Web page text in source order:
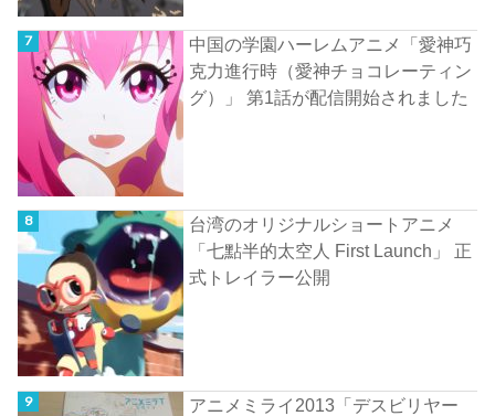
中国の学園ハーレムアニメ「愛神巧
克力進行時（愛神チョコレーティン
グ）」 第1話が配信開始されました
台湾のオリジナルショートアニメ
「七點半的太空人 First Launch」 正
式トレイラー公開
アニメミライ2013「デスビリヤー